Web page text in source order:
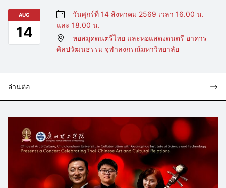
AUG
14
วันศุกร์ที่ 14 สิงหาคม 2569 เวลา 16.00 น.
และ 18.00 น.
หอสมุดดนตรีไทย และหอแสดงดนตรี อาคาร
ศิลปวัฒนธรรม จุฬาลงกรณ์มหาวิทยาลัย
อ่านต่อ